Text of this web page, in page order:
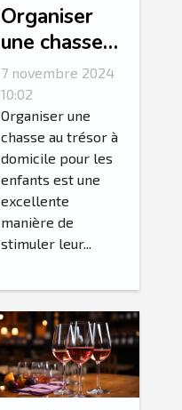
Organiser
une chasse
au trésor
thématique
pour enfants
à domicile
7 novembre 2024
10:02
Organiser une
chasse au trésor à
domicile pour les
enfants est une
excellente
manière de
stimuler leur...